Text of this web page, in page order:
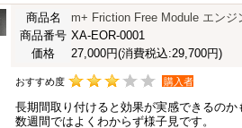
商品名
m+ Friction Free Module エン
商品番号 XA-EOR-0001
価格
27,000円(消費税込:29,700円)
おすすめ度 購入者
長期間取り付けると効果が実感できるの
数週間ではよくわからず様子見です。